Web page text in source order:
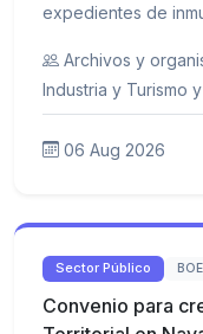
expedientes de
Archivos y
Industria y Turismo
06 Aug 2026
Sector Público BOE
Convenio para